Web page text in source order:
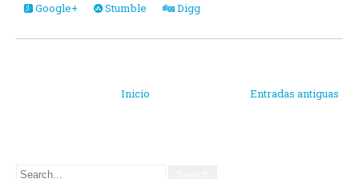
Google+
Stumble Digg
Entradas antiguas
Inicio